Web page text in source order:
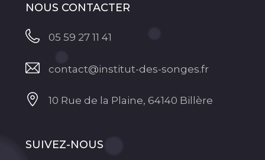
NOUS CONTACTER
05 59 27 11 41
contact@institut-des-songes.fr
10 Rue de la Plaine, 64140 Billère
SUIVEZ-NOUS